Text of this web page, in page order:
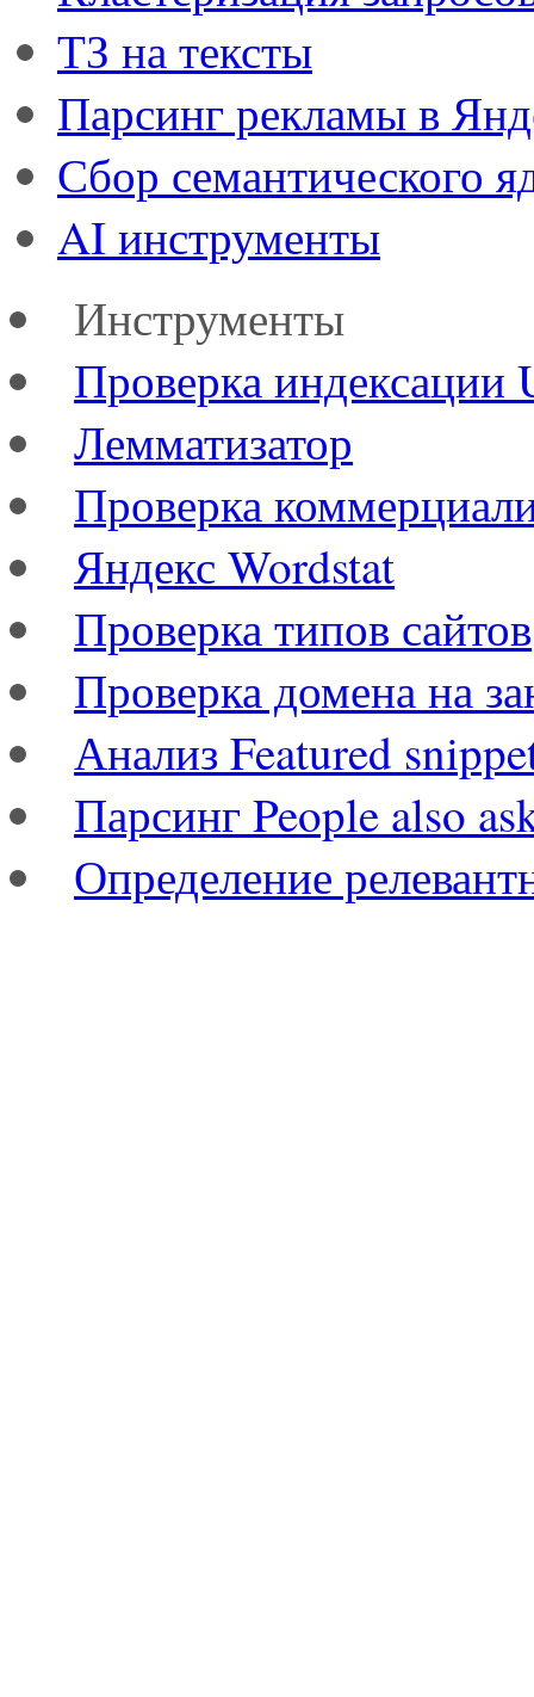
ТЗ на тексты
Парсинг рекламы в
Сбор семантического
AI инструменты
Инструменты
Проверка индексации
Лемматизатор
Проверка
Яндекс Wordstat
Проверка типов сайтов
Проверка домена на
Анализ Featured
Парсинг People also
Определение